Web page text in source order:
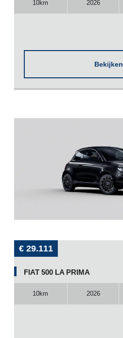
10km 2026
Bekijken
€ 29.111
FIAT 500 LA PRIMA
10km 2026